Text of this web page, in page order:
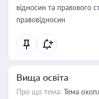
відносин та правового
правовідносин
Вища освіта
Про що тема: Тема